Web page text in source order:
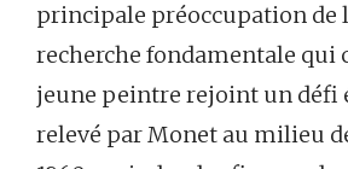
principale préoccupation de
recherche fondamentale qui
jeune peintre rejoint un défi
relevé par Monet au milieu